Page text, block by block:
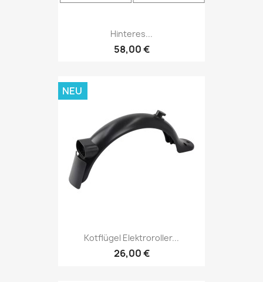
Hinteres...
58,00 €
Kotflügel Elektroroller...
26,00 €
NEU